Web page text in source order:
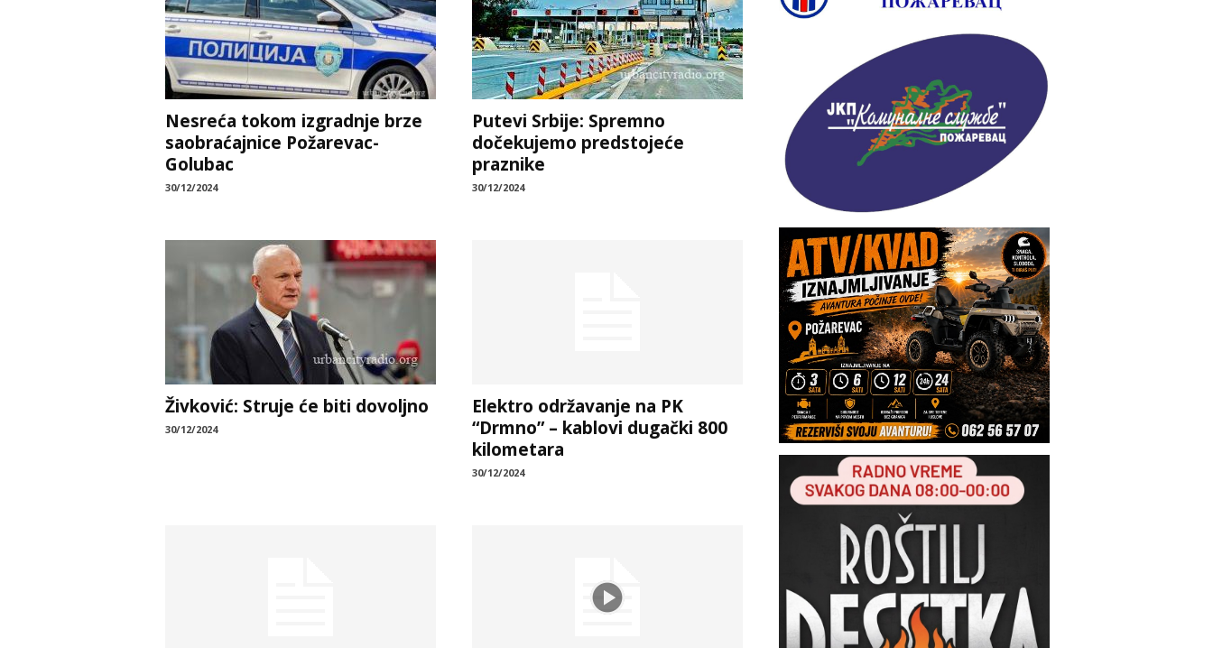
Nesreća tokom izgradnje brze
saobraćajnice Požarevac-
Golubac
30/12/2024
Putevi Srbije: Spremno
dočekujemo predstojeće
praznike
30/12/2024
Živković: Struje će biti dovoljno
30/12/2024
Elektro održavanje na PK
“Drmno” – kablovi dugački 800
kilometara
30/12/2024